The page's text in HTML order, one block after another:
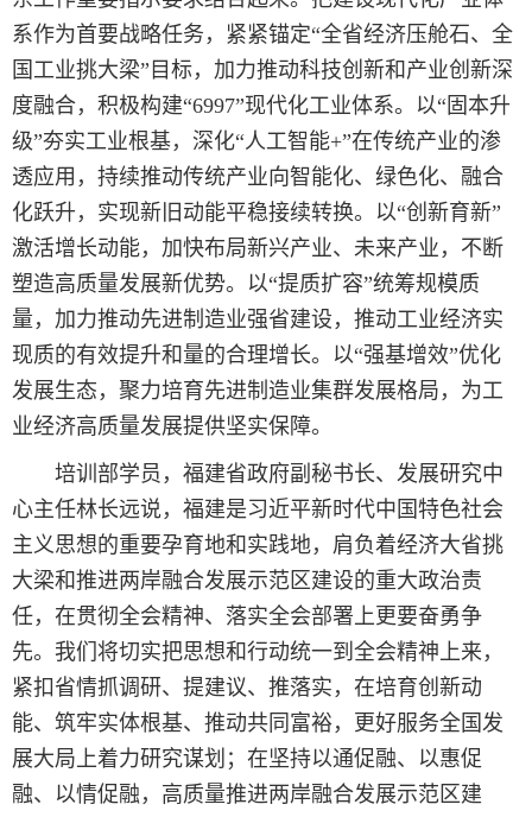
系作为首要战略任务，紧紧锚定“全省经济压舱石、全
国工业挑大梁”目标，加力推动科技创新和产业创新深
度融合，积极构建“6997”现代化工业体系。以“固本升
级”夯实工业根基，深化“人工智能+”在传统产业的渗
透应用，持续推动传统产业向智能化、绿色化、融合
化跃升，实现新旧动能平稳接续转换。以“创新育新”
激活增长动能，加快布局新兴产业、未来产业，不断
塑造高质量发展新优势。以“提质扩容”统筹规模质
量，加力推动先进制造业强省建设，推动工业经济实
现质的有效提升和量的合理增长。以“强基增效”优化
发展生态，聚力培育先进制造业集群发展格局，为工
业经济高质量发展提供坚实保障。
培训部学员，福建省政府副秘书长、发展研究中
心主任林长远说，福建是习近平新时代中国特色社会
主义思想的重要孕育地和实践地，肩负着经济大省挑
大梁和推进两岸融合发展示范区建设的重大政治责
任，在贯彻全会精神、落实全会部署上更要奋勇争
先。我们将切实把思想和行动统一到全会精神上来，
紧扣省情抓调研、提建议、推落实，在培育创新动
能、筑牢实体根基、推动共同富裕，更好服务全国发
展大局上着力研究谋划；在坚持以通促融、以惠促
融、以情促融，高质量推进两岸融合发展示范区建